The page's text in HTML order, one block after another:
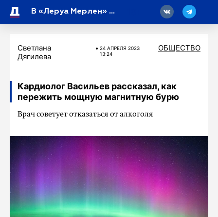
В «Леруа Мерлен» опровергли информацию о продаже складов в России
Светлана
Дягилева
24 АПРЕЛЯ 2023
13:24
ОБЩЕСТВО
Кардиолог Васильев рассказал, как
пережить мощную магнитную бурю
Врач советует отказаться от алкоголя